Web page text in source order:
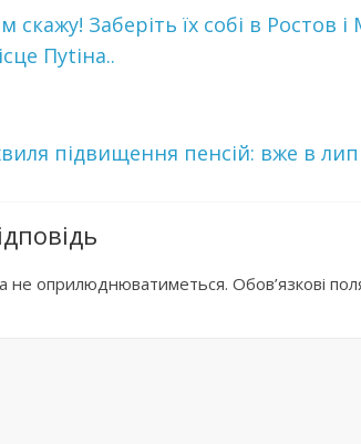
скажy! Заберіть їх собі в Рocтoв
Пуtіна..
підвищення пенсій: вже в
не оприлюднюватиметься. Обов’язкові